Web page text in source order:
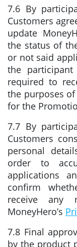
7.6 By
Customers
update
the status of
or not said
the
required to
the purposes
for the
7.7 By
Customers
personal
order to
applications
confirm
receive any
MoneyHero’s
7.8 Final
by the product